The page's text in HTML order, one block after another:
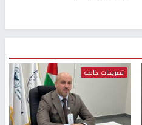
مصادر عبرية: خلافات أميركية إسرائيلية بشأن وثيقة الـ15
جباليا شمال قطاع غزة